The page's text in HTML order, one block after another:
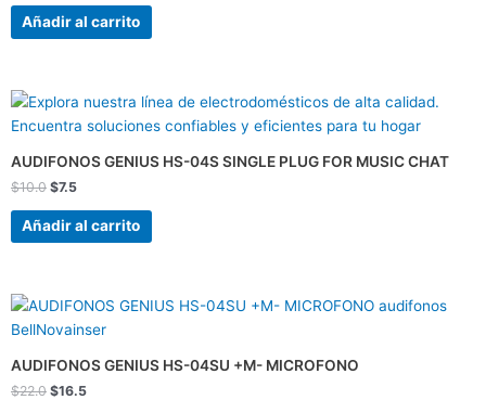
Añadir al carrito
AUDIFONOS GENIUS HS-04S SINGLE PLUG FOR MUSIC CHAT
$10.0
El
original
$10.0.
$7.5
El
actual
$7.5.
Añadir al carrito
AUDIFONOS GENIUS HS-04SU +M- MICROFONO
$22.0
El
original
$22.0.
$16.5
El
actual
$16.5.